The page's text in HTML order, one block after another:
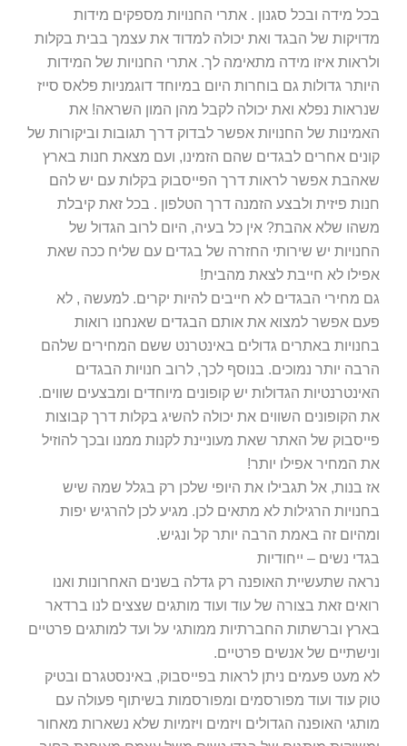
בכל מידה ובכל סגנון . אתרי החנויות מספקים מידות
מדויקות של הבגד ואת יכולה למדוד את עצמך בבית בקלות
ולראות איזו מידה מתאימה לך. אתרי החנויות של המידות
היותר גדולות גם בוחרות היום במיוחד דוגמניות פלאס סייז
שנראות נפלא ואת יכולה לקבל מהן המון השראה! את
האמינות של החנויות אפשר לבדוק דרך תגובות וביקורות של
קונים אחרים לבגדים שהם הזמינו, ועם מצאת חנות בארץ
שאהבת אפשר לראות דרך הפייסבוק בקלות עם יש להם
חנות פיזית ולבצע הזמנה דרך הטלפון . בכל זאת קיבלת
משהו שלא אהבת? אין כל בעיה, היום לרוב הגדול של
החנויות יש שירותי החזרה של בגדים עם שליח ככה שאת
אפילו לא חייבת לצאת מהבית!
גם מחירי הבגדים לא חייבים להיות יקרים. למעשה , לא
פעם אפשר למצוא את אותם הבגדים שאנחנו רואות
בחנויות באתרים גדולים באינטרנט ששם המחירים שלהם
הרבה יותר נמוכים. בנוסף לכך, לרוב חנויות הבגדים
האינטרנטיות הגדולות יש קופונים מיוחדים ומבצעים שווים.
את הקופונים השווים את יכולה להשיג בקלות דרך קבוצות
פייסבוק של האתר שאת מעוניינת לקנות ממנו ובכך להוזיל
את המחיר אפילו יותר!
אז בנות, אל תגבילו את היופי שלכן רק בגלל שמה שיש
בחנויות הרגילות לא מתאים לכן. מגיע לכן להרגיש יפות
ומהיום זה באמת הרבה יותר קל ונגיש.
בגדי נשים – ייחודיות
נראה שתעשיית האופנה רק גדלה בשנים האחרונות ואנו
רואים זאת בצורה של עוד ועוד מותגים שצצים לנו ברדאר
בארץ וברשתות החברתיות ממותגי על ועד למותגים פרטיים
ונישתיים של אנשים פרטיים.
לא מעט פעמים ניתן לראות בפייסבוק, באינסטגרם ובטיק
טוק עוד ועוד מפורסמים ומפורסמות בשיתוף פעולה עם
מותגי האופנה הגדולים ויזמים ויזמיות שלא נשארות מאחור